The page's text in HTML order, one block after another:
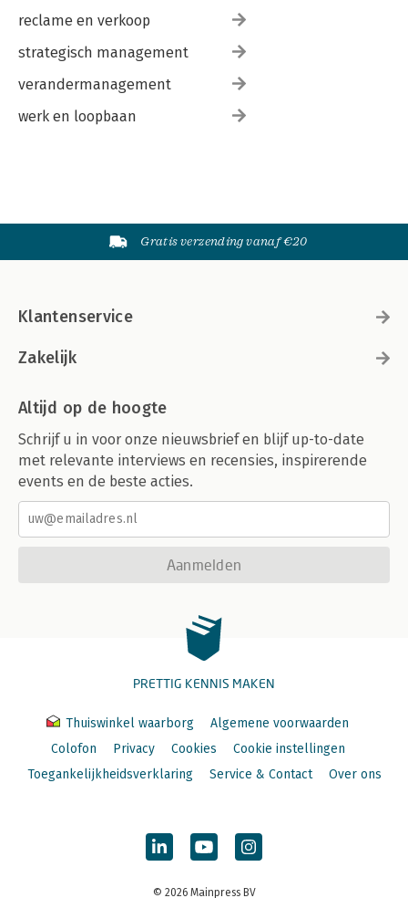
reclame en verkoop
strategisch management
verandermanagement
werk en loopbaan
Gratis verzending vanaf €20
Klantenservice
Zakelijk
Altijd op de hoogte
Schrijf u in voor onze nieuwsbrief en blijf up-to-date
met relevante interviews en recensies, inspirerende
events en de beste acties.
Aanmelden
PRETTIG KENNIS MAKEN
Thuiswinkel waarborg
Algemene voorwaarden
Colofon
Privacy Cookies
Cookie instellingen
Toegankelijkheidsverklaring
Service & Contact Over ons
© 2026 Mainpress BV